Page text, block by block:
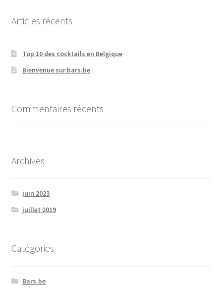
Articles récents
Top 10 des cocktails en Belgique
Bienvenue sur bars.be
Commentaires récents
Archives
juin 2023
juillet 2019
Catégories
Bars.be